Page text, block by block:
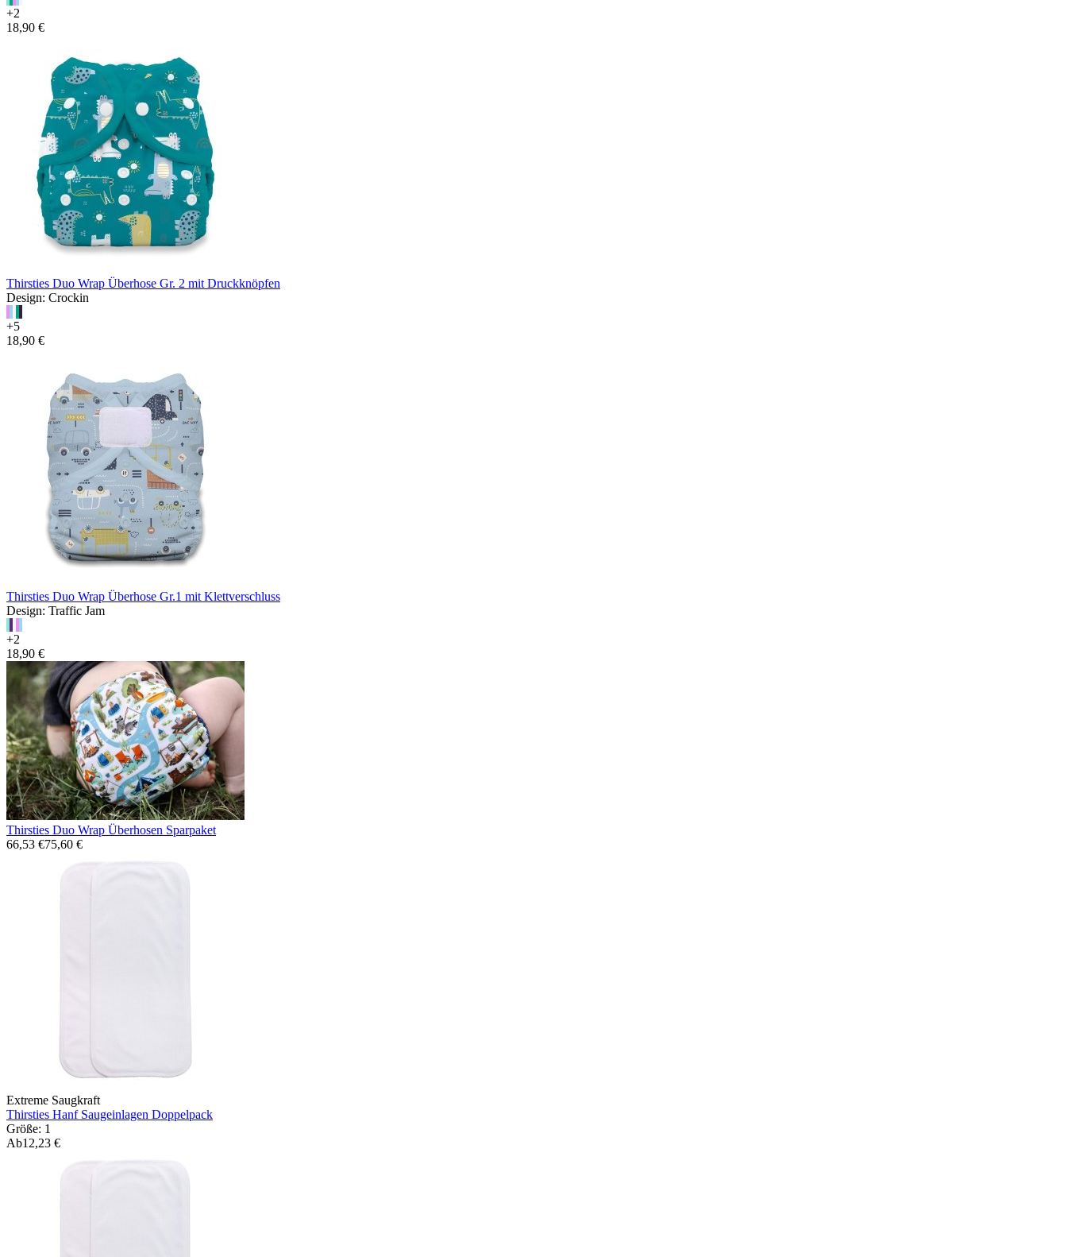
+2
18,90 €
Thirsties Duo Wrap Überhose Gr. 2 mit Druckknöpfen
Design: Crockin
+5
18,90 €
Thirsties Duo Wrap Überhose Gr.1 mit Klettverschluss
Design: Traffic Jam
+2
18,90 €
Thirsties Duo Wrap Überhosen Sparpaket
66,53 €75,60 €
Extreme Saugkraft
Thirsties Hanf Saugeinlagen Doppelpack
Größe: 1
Ab12,23 €